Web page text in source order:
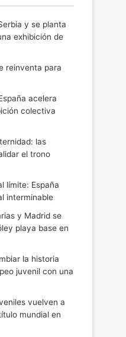
y se planta
exhibición de
reinventa para
acelera
colectiva
las
el trono
límite: España
interminable
y Madrid se
playa base en
la historia
juvenil con una
vuelven a
mundial en